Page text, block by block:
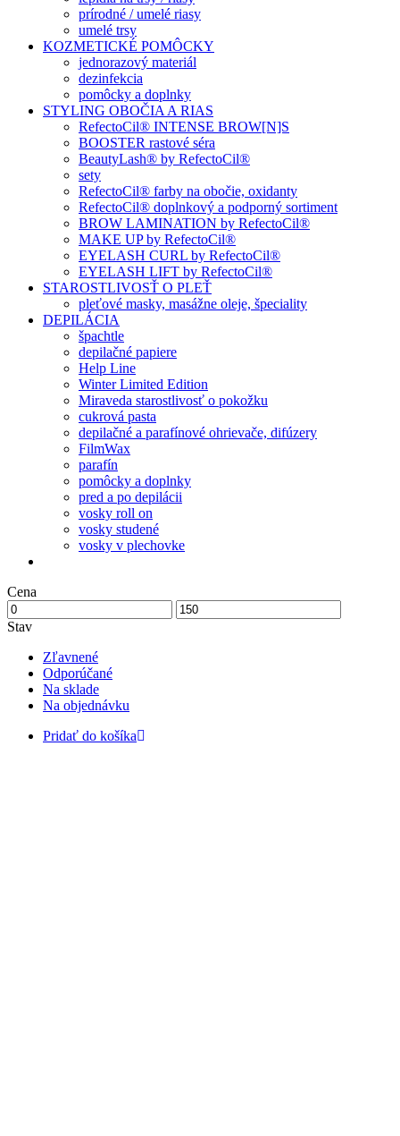
prírodné / umelé riasy
umelé trsy
KOZMETICKÉ POMÔCKY
jednorazový materiál
dezinfekcia
pomôcky a doplnky
STYLING OBOČIA A RIAS
RefectoCil® INTENSE BROW[N]S
BOOSTER rastové séra
BeautyLash® by RefectoCil®
sety
RefectoCil® farby na obočie, oxidanty
RefectoCil® doplnkový a podporný sortiment
BROW LAMINATION by RefectoCil®
MAKE UP by RefectoCil®
EYELASH CURL by RefectoCil®
EYELASH LIFT by RefectoCil®
STAROSTLIVOSŤ O PLEŤ
pleťové masky, masážne oleje, špeciality
DEPILÁCIA
špachtle
depilačné papiere
Help Line
Winter Limited Edition
Miraveda starostlivosť o pokožku
cukrová pasta
depilačné a parafínové ohrievače, difúzery
FilmWax
parafín
pomôcky a doplnky
pred a po depilácii
vosky roll on
vosky studené
vosky v plechovke
Cena
Stav
Zľavnené
Odporúčané
Na sklade
Na objednávku
Pridať do košíka